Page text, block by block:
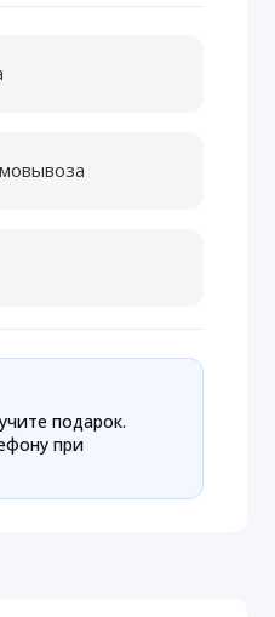
подарок.
при